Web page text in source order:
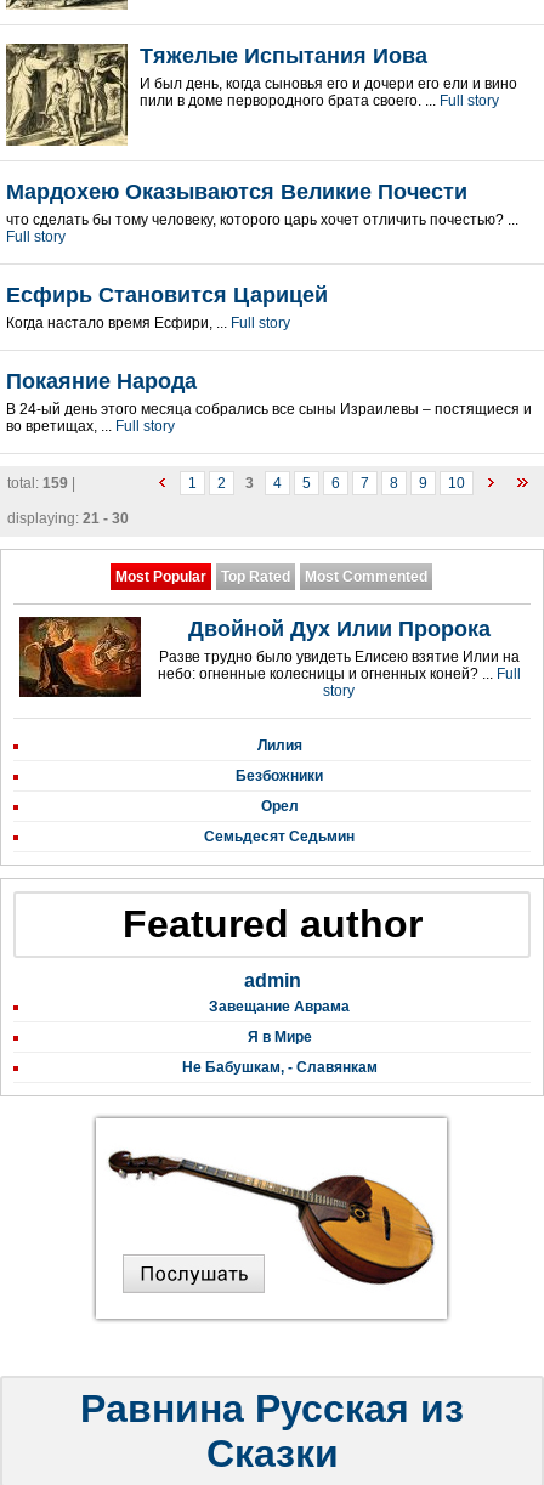
Тяжелые Испытания Иова
И был день, когда сыновья его и дочери его ели и вино
пили в доме первородного брата своего. ... Full story
Мардохею Оказываются Великие Почести
что сделать бы тому человеку, которого царь хочет отличить почестью? ...
Full story
Есфирь Становится Царицей
Когда настало время Есфири, ... Full story
Покаяние Народа
В 24-ый день этого месяца собрались все сыны Израилевы – постящиеся и
во вретищах, ... Full story
1 2 3 4 5 6 7 8 9 10
total: 159
displaying: 21 - 30
Most Popular Top Rated Most Commented
Двойной Дух Илии Пророка
Разве трудно было увидеть Елисею взятие Илии на
небо: огненные колесницы и огненных коней? ... Full
story
Лилия
Безбожники
Орел
Семьдесят Седьмин
Featured author
admin
Завещание Аврама
Я в Мире
Не Бабушкам, - Славянкам
Равнина Русская из
Сказки